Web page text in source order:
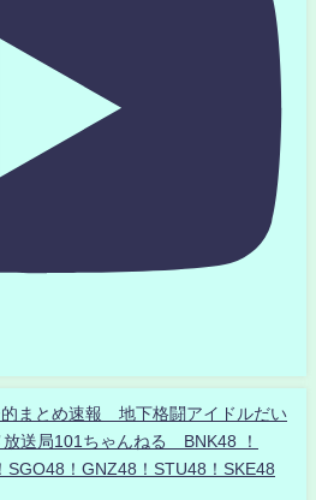
まとめ速報 地下格闘アイドルだい
送局101ちゃんねる BNK48 ！
SGO48！GNZ48！STU48！SKE48